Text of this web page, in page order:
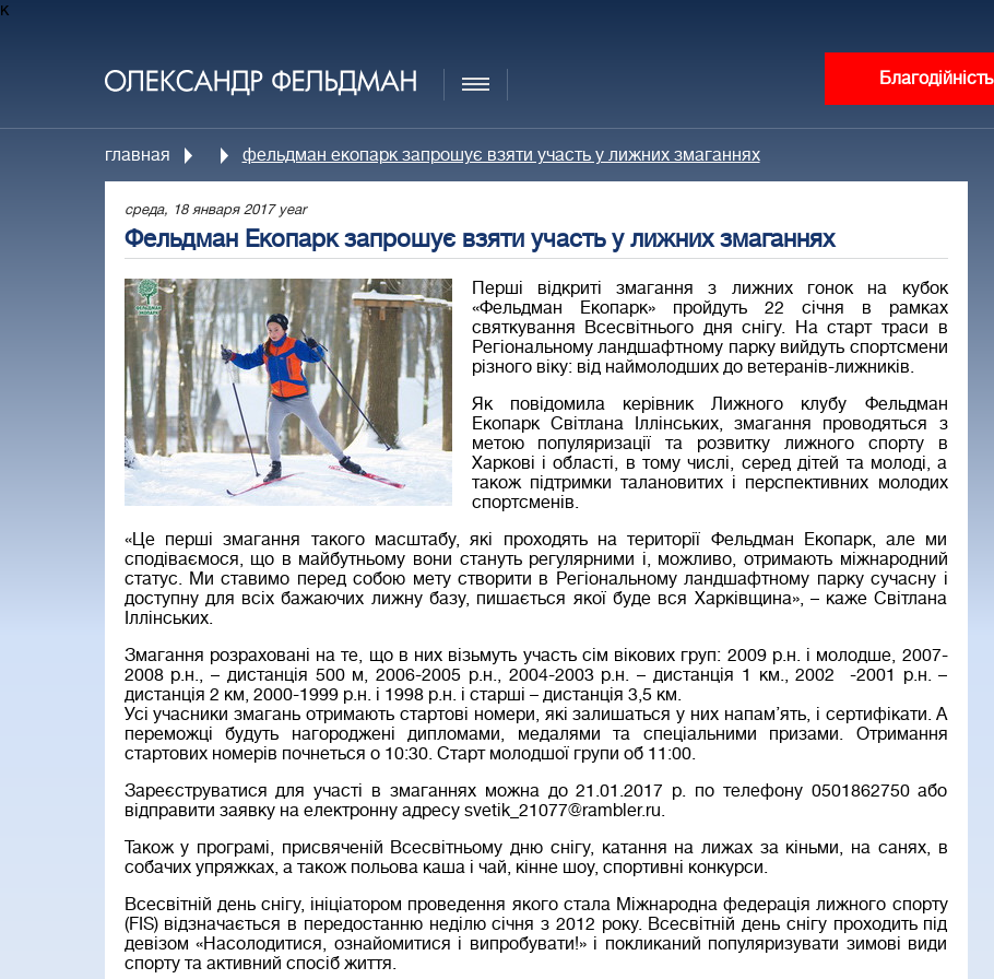
к
Благодійність
главная фельдман екопарк запрошує взяти участь у лижних змаганнях
среда, 18 января 2017 year
Фельдман Екопарк запрошує взяти участь у лижних змаганнях
Перші відкриті змагання з лижних гонок на кубок
«Фельдман Екопарк» пройдуть 22 січня в рамках
святкування Всесвітнього дня снігу. На старт траси в
Регіональному ландшафтному парку вийдуть спортсмени
різного віку: від наймолодших до ветеранів-лижників.
Як повідомила керівник Лижного клубу Фельдман
Екопарк Світлана Іллінських, змагання проводяться з
метою популяризації та розвитку лижного спорту в
Харкові і області, в тому числі, серед дітей та молоді, а
також підтримки талановитих і перспективних молодих
спортсменів.
«Це перші змагання такого масштабу, які проходять на території Фельдман Екопарк, але ми
сподіваємося, що в майбутньому вони стануть регулярними і, можливо, отримають міжнародний
статус. Ми ставимо перед собою мету створити в Регіональному ландшафтному парку сучасну і
доступну для всіх бажаючих лижну базу, пишається якої буде вся Харківщина», – каже Світлана
Іллінських.
Змагання розраховані на те, що в них візьмуть участь сім вікових груп: 2009 р.н. і молодше, 2007-
2008 р.н., – дистанція 500 м, 2006-2005 р.н., 2004-2003 р.н. – дистанція 1 км., 2002 -2001 р.н. –
дистанція 2 км, 2000-1999 р.н. і 1998 р.н. і старші – дистанція 3,5 км.
Усі учасники змагань отримають стартові номери, які залишаться у них напам’ять, і сертифікати. А
переможці будуть нагороджені дипломами, медалями та спеціальними призами. Отримання
стартових номерів почнеться о 10:30. Старт молодшої групи об 11:00.
Зареєструватися для участі в змаганнях можна до 21.01.2017 р. по телефону 0501862750 або
відправити заявку на електронну адресу svetik_21077@rambler.ru.
Також у програмі, присвяченій Всесвітньому дню снігу, катання на лижах за кіньми, на санях, в
собачих упряжках, а також польова каша і чай, кінне шоу, спортивні конкурси.
Всесвітній день снігу, ініціатором проведення якого стала Міжнародна федерація лижного спорту
(FIS) відзначається в передостанню неділю січня з 2012 року. Всесвітній день снігу проходить під
девізом «Насолодитися, ознайомитися і випробувати!» і покликаний популяризувати зимові види
спорту та активний спосіб життя.